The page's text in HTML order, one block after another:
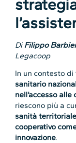
DiFilippo
Legacoop
In un contesto di
sanitario
nell’accesso alle
riescono più a
sanità territoriale
cooperativo
innovazione.